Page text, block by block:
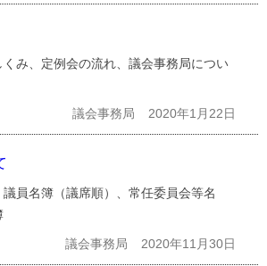
み、定例会の流れ、議会事務局につい
議会事務局 2020年1月22日
員名簿（議席順）、常任委員会等名
議会事務局 2020年11月30日